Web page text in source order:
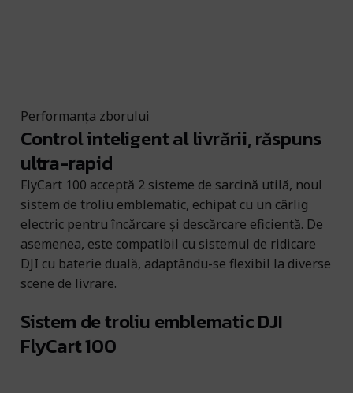
Performanța zborului
Control inteligent al livrării, răspuns
ultra-rapid
FlyCart 100 acceptă 2 sisteme de sarcină utilă, noul
sistem de troliu emblematic, echipat cu un cârlig
electric pentru încărcare și descărcare eficientă. De
asemenea, este compatibil cu sistemul de ridicare
DJI cu baterie duală, adaptându-se flexibil la diverse
scene de livrare.
Sistem de troliu emblematic DJI
FlyCart 100